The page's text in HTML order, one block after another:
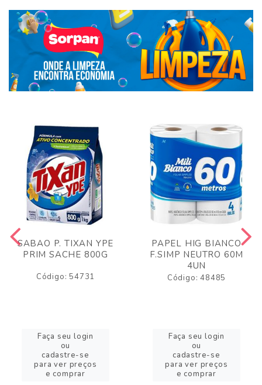
SABAO P. TIXAN YPE
PRIM SACHE 800G
Código: 54731
Faça seu login
ou
cadastre-se
para ver preços
e comprar
PAPEL HIG BIANCO
F.SIMP NEUTRO 60M
4UN
Código: 48485
Faça seu login
ou
cadastre-se
para ver preços
e comprar